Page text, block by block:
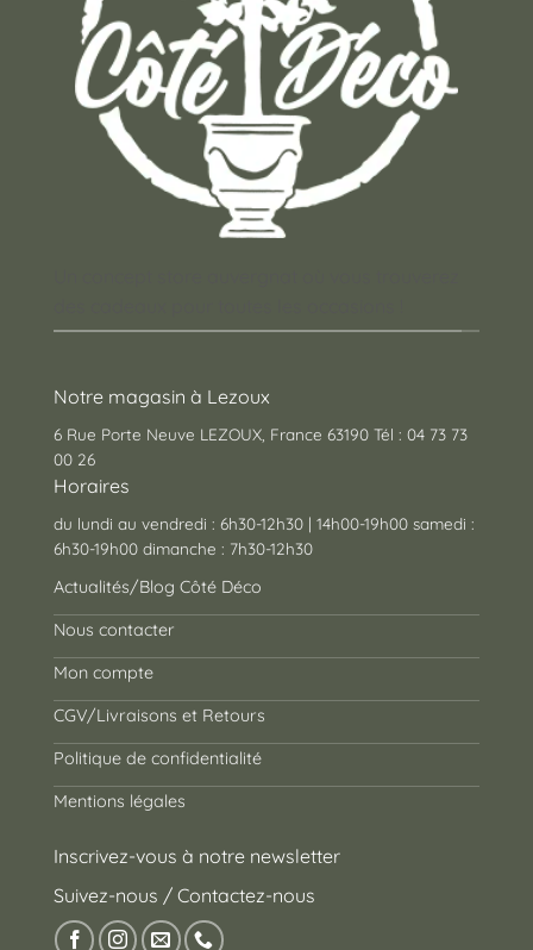
Notre magasin à Lezoux
6 Rue Porte Neuve LEZOUX, France 63190 Tél : 04 73 73
00 26
Horaires
du lundi au vendredi : 6h30-12h30 | 14h00-19h00 samedi :
6h30-19h00 dimanche : 7h30-12h30
Actualités/Blog Côté Déco
Nous contacter
Mon compte
CGV/Livraisons et Retours
Politique de confidentialité
Mentions légales
Inscrivez-vous à notre newsletter
Suivez-nous / Contactez-nous